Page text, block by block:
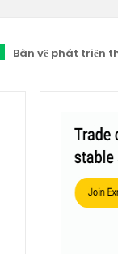
về phát triển thị